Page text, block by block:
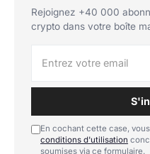
Rejoignez +40 000
crypto dans votre boîte
En cochant cette case,
conditions d'utilisation
soumises via ce formulaire.